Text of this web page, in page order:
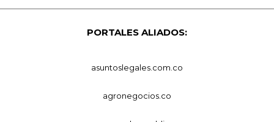
PORTALES ALIADOS:
asuntoslegales.com.co
agronegocios.co